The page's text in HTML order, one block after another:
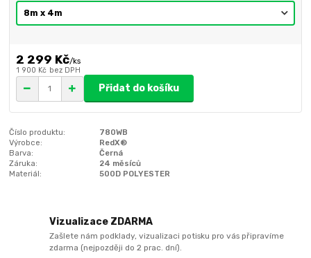
2 299 Kč/ks
1 900 Kč bez DPH
Přidat do košíku
Číslo produktu:
780WB
Výrobce:
RedX®
Barva:
Černá
Záruka:
24 měsíců
Materiál:
500D POLYESTER
Vizualizace ZDARMA
Zašlete nám podklady, vizualizaci potisku pro vás připravíme
zdarma (nejpozději do 2 prac. dní).